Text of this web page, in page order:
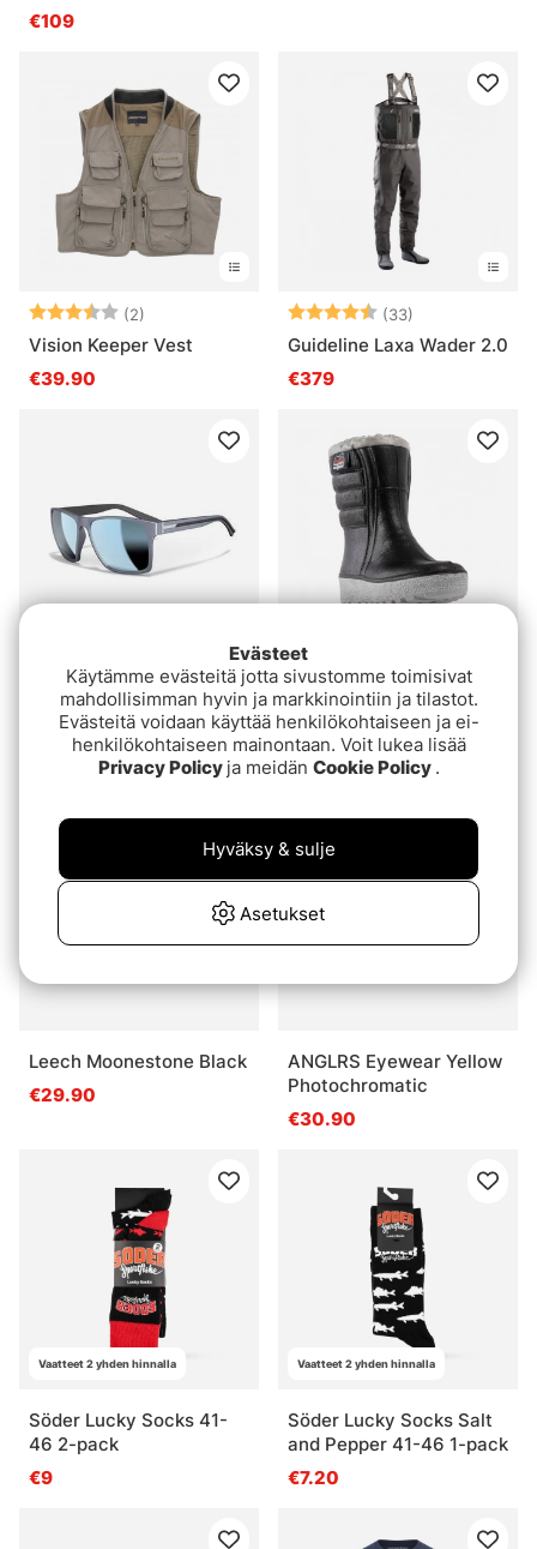
€109
Arvio: (2)
3.5 5:sta tähdestä
Vision Keeper Vest
€39.90
Arvio: (33)
Guideline Laxa Wader 2.0
€379
Arvio: (2)5.0 5:sta tähdestä
Leech K4 Titanium
Copper Lens
€54.90
Arvio: (6)5.0 5:sta
Powerboots Original Low
€99
Leech Moonestone Black
€29.90
ANGLRS Eyewear Yellow
Photochromatic
€30.90
Vaatteet 2 yhden hinnalla
Söder Lucky Socks 41-
46 2-pack
€9
Vaatteet 2 yhden hinnalla
Söder Lucky Socks Salt
and Pepper 41-46 1-pack
€7.20
Evästeet
Käytämme evästeitä jotta sivustomme toimisivat
mahdollisimman hyvin ja markkinointiin ja tilastot.
Evästeitä voidaan käyttää henkilökohtaiseen ja ei-
henkilökohtaiseen mainontaan. Voit lukea lisää
Privacy Policy ja meidän Cookie Policy .
Asetukset
Hyväksy & sulje